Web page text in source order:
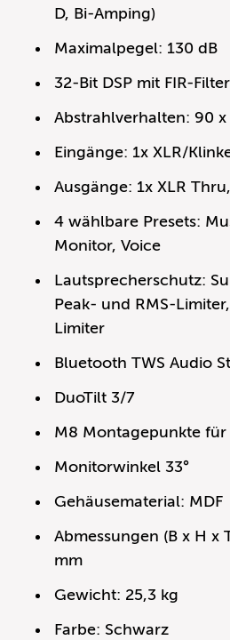
D, Bi-Amping)
Maximalpegel: 130 dB
32-Bit DSP mit FIR-Filter
Abstrahlverhalten: 90 x
Eingänge: 1x XLR/
Ausgänge: 1x XLR
4 wählbare Presets:
Monitor, Voice
Lautsprecherschutz:
Peak- und RMS-
Limiter
Bluetooth TWS Audio
DuoTilt 3/7
M8 Montagepunkte
Monitorwinkel 33°
Gehäusematerial: MDF
Abmessungen (B x H x
mm
Gewicht: 25,3 kg
Farbe: Schwarz